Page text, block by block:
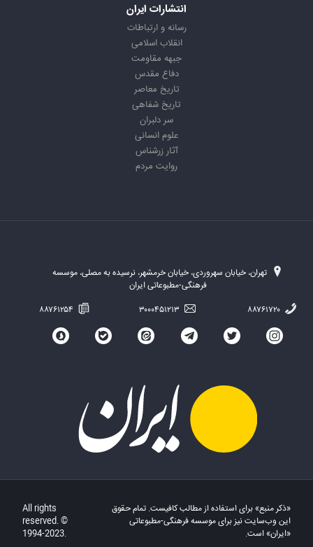
انتشارات ایران
رسانه و ارتباطات
انقلاب اسلامی
جبهه مقاومت
دفاع مقدس
تاریخ معاصر
تاریخ شفاهی
سر دلبران
علوم انسانی
آثار زرشناس
روایت مردم
تهران، خیابان سهروردی، خیابان خرمشهر، نرسیده به مصلی، موسسه
فرهنگی-مطبوعاتی ایران
«ذکر منبع» برای استفاده از مطالب کافیست. تمام حقوق
این وب‌سایت نیز برای موسسه فرهنگی-مطبوعاتی
«ایران» است.
All rights
reserved. ©
1994-2023.